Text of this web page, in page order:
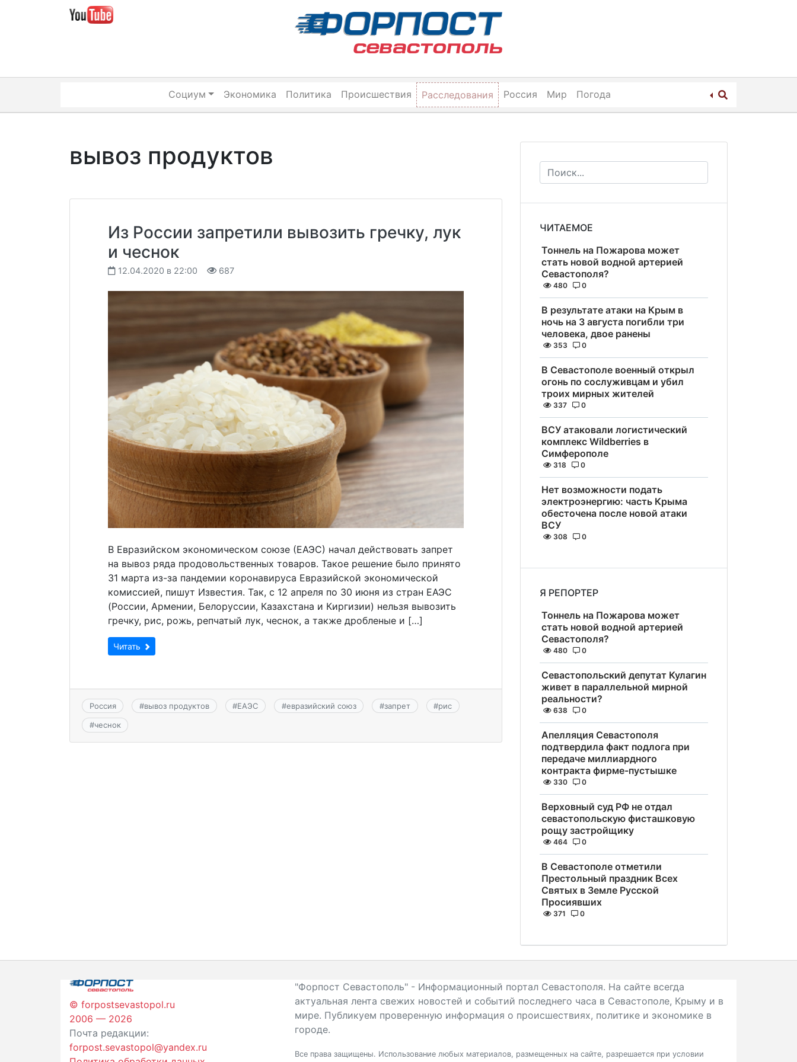
Социум Экономика Политика Происшествия Расследования Россия Мир Погода
вывоз продуктов
Из России запретили вывозить гречку, лук
и чеснок
12.04.2020 в 22:00 687
В Евразийском экономическом союзе (ЕАЭС) начал действовать запрет
на вывоз ряда продовольственных товаров. Такое решение было принято
31 марта из-за пандемии коронавируса Евразийской экономической
комиссией, пишут Известия. Так, с 12 апреля по 30 июня из стран ЕАЭС
(России, Армении, Белоруссии, Казахстана и Киргизии) нельзя вывозить
гречку, рис, рожь, репчатый лук, чеснок, а также дробленые и […]
Читать
Россия #вывоз продуктов #ЕАЭС #евразийский союз #запрет #рис
#чеснок
ЧИТАЕМОЕ
Тоннель на Пожарова может
стать новой водной артерией
Севастополя?
480 0
В результате атаки на Крым в
ночь на 3 августа погибли три
человека, двое ранены
353 0
В Севастополе военный открыл
огонь по сослуживцам и убил
троих мирных жителей
337 0
ВСУ атаковали логистический
комплекс Wildberries в
Симферополе
318 0
Нет возможности подать
электроэнергию: часть Крыма
обесточена после новой атаки
ВСУ
308 0
Я РЕПОРТЕР
Тоннель на Пожарова может
стать новой водной артерией
Севастополя?
480 0
Севастопольский депутат Кулагин
живет в параллельной мирной
реальности?
638 0
Апелляция Севастополя
подтвердила факт подлога при
передаче миллиардного
контракта фирме-пустышке
330 0
Верховный суд РФ не отдал
севастопольскую фисташковую
рощу застройщику
464 0
В Севастополе отметили
Престольный праздник Всех
Святых в Земле Русской
Просиявших
371 0
© forpostsevastopol.ru
2006 — 2026
Почта редакции:
forpost.sevastopol@yandex.ru
"Форпост Севастополь" - Информационный портал Севастополя. На сайте всегда
актуальная лента свежих новостей и событий последнего часа в Севастополе, Крыму и в
мире. Публикуем проверенную информация о происшествиях, политике и экономике в
городе.
Все права защищены. Использование любых материалов, размещенных на сайте, разрешается при условии